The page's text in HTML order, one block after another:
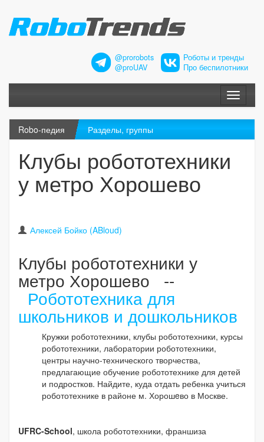
@prorobots
@proUAV
Роботы и тренды
Про беспилотники
Меню
Robo-педия Разделы, группы
Клубы робототехники
у метро Хорошево
Алексей Бойко (ABloud)
Клубы робототехники у
метро Хорошeво --
Робототехника для
школьников и дошкольников
Кружки робототехники, клубы робототехники, курсы
робототехники, лаборатории робототехники,
центры научно-технического творчества,
предлагающие обучение робототехнике для детей
и подростков. Найдите, куда отдать ребенка учиться
робототехнике в районе м. Хорошeво в Москве.
UFRC-School, школа робототехники, франшиза